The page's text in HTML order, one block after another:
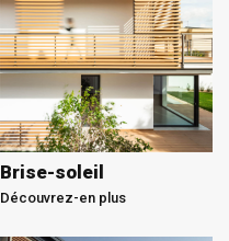
Brise-soleil
Découvrez-en plus